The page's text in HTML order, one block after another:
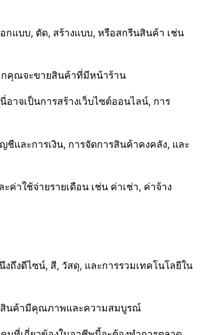
กแบบ, ตัด, สร้างแบบ, หรือสกรีนสินค้า เช่น
คุณจะขายสินค้าที่มีหน้าร้าน
าจเป็นการสร้างเว็บไซต์ออนไลน์, การ
และการเงิน, การจัดการสินค้าคงคลัง, และ
าใช้จ่ายรายเดือน เช่น ค่าเช่า, ค่าจ้าง
ถึงดีไซน์, สี, วัสดุ, และการรวมเทคโนโลยีใน
สินค้ามีคุณภาพและความสมบูรณ์